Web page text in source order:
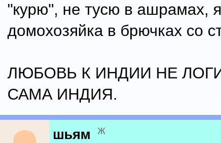
"курю", не тусю в ашрамах,
домохозяйка в брючках со
ЛЮБОВЬ К ИНДИИ НЕ
САМА ИНДИЯ.
шьям ж